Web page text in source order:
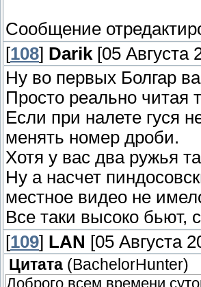
Сообщение
[108] Darik [05 Августа
Ну во первых Болгар
Просто реально читая
Если при налете гуся
менять номер дроби.
Хотя у вас два ружья
Ну а насчет
местное видео не
Все таки высоко бьют,
[109] LAN [05 Августа
Цитата ( BachelorHunter)
Доброго всем времени